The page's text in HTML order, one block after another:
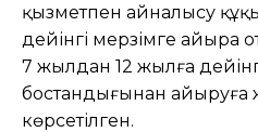
қызметпен айналысу
дейінгі мерзімге айыра
7 жылдан 12 жылға
бостандығынан айыруға
көрсетілген.